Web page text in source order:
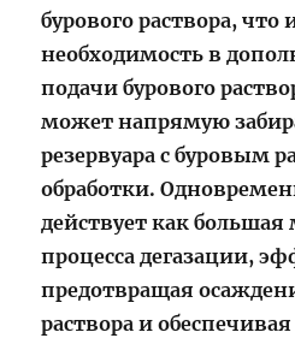
бурового раствора, что
необходимость в
подачи бурового
может напрямую
резервуара с буровым
обработки.
действует как
процесса дегазации,
предотвращая
раствора и